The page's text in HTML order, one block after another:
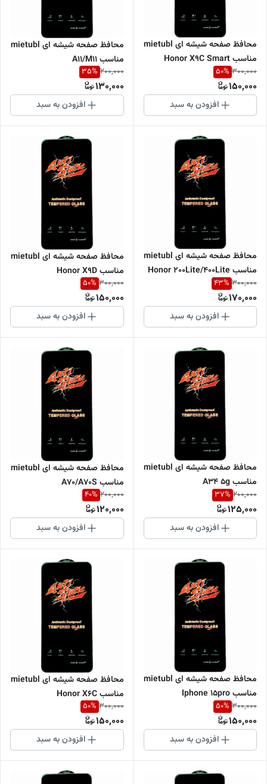
محافظ صفحه شیشه ای mietubl
مناسب Honor X9C Smart
300,000
50%
150,000
افزودن به سبد
محافظ صفحه شیشه ای mietubl
مناسب A11/M11
200,000
35%
130,000
افزودن به سبد
محافظ صفحه شیشه ای mietubl
مناسب Honor 200Lite/400Lite
300,000
43%
170,000
افزودن به سبد
محافظ صفحه شیشه ای mietubl
مناسب Honor X9D
300,000
50%
150,000
افزودن به سبد
محافظ صفحه شیشه ای mietubl
مناسب A34 5g
200,000
37%
125,000
افزودن به سبد
محافظ صفحه شیشه ای mietubl
مناسب A70/A70S
200,000
40%
120,000
افزودن به سبد
محافظ صفحه شیشه ای mietubl
مناسب Iphone 15pro
300,000
50%
150,000
افزودن به سبد
محافظ صفحه شیشه ای mietubl
مناسب Honor X6C
300,000
50%
150,000
افزودن به سبد